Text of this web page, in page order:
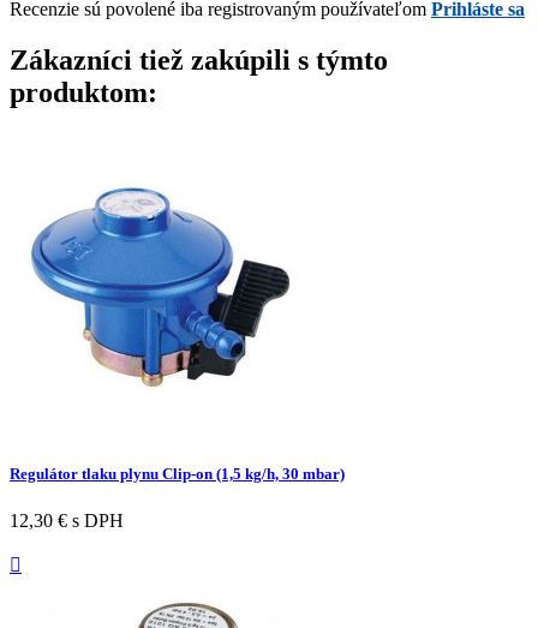
Recenzie sú povolené iba registrovaným používateľom Prihláste sa
Zákazníci tiež zakúpili s týmto
produktom:
Regulátor tlaku plynu Clip-on (1,5 kg/h, 30 mbar)
12,30 € s DPH
